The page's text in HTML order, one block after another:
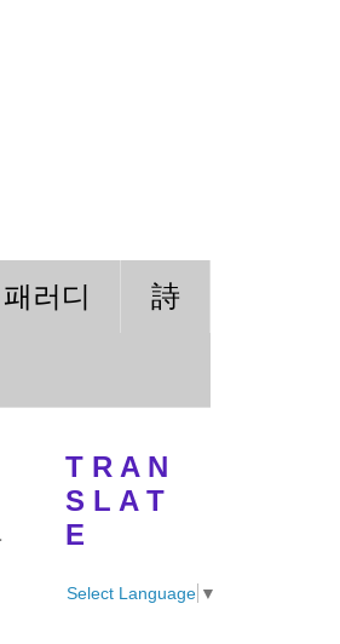
패러디 詩
T R A N
S L A T
E
Select Language ▼